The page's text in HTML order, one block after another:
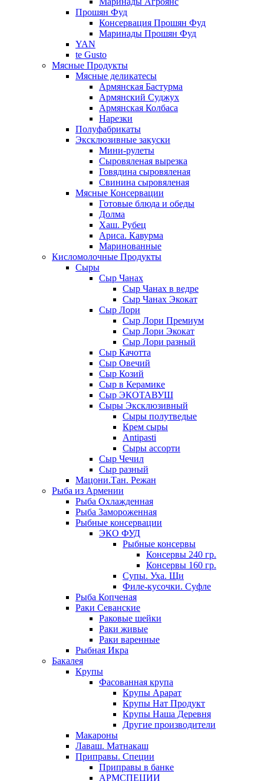
Прошян Фуд
Консервация Прошян Фуд
Маринады Прошян Фуд
YAN
te Gusto
Мясные Продукты
Мясные деликатесы
Армянская Бастурма
Армянский Суджух
Армянская Колбаса
Нарезки
Полуфабрикаты
Эксклюзивные закуски
Мини-рулеты
Сыровяленая вырезка
Говядина сыровяленая
Свинина сыровяленая
Мясные Консервации
Готовые блюда и обеды
Долма
Хаш. Рубец
Ариса. Кавурма
Маринованные
Кисломолочные Продукты
Сыры
Сыр Чанах
Сыр Чанах в ведре
Сыр Чанах Экокат
Сыр Лори
Сыр Лори Премиум
Сыр Лори Экокат
Сыр Лори разный
Сыр Качотта
Сыр Овечий
Сыр Козий
Сыр в Керамике
Сыр ЭКОТАВУШ
Сыры Эксклюзивный
Сыры полутведые
Крем сыры
Antipasti
Сыры ассорти
Сыр Чечил
Сыр разный
Мацони.Тан. Режан
Рыба из Армении
Рыба Охлажденная
Рыба Замороженная
Рыбные консервации
ЭКО ФУД
Рыбные консервы
Консервы 240 гр.
Консервы 160 гр.
Супы. Уха. Щи
Филе-кусочки. Суфле
Рыба Копченая
Раки Севанские
Раковые шейки
Раки живые
Раки варенные
Рыбная Икра
Бакалея
Крупы
Фасованная крупа
Крупы Арарат
Крупы Нат Продукт
Крупы Наша Деревня
Другие производители
Макароны
Лаваш. Матнакаш
Приправы. Специи
Приправы в банке
АРМСПЕЦИИ